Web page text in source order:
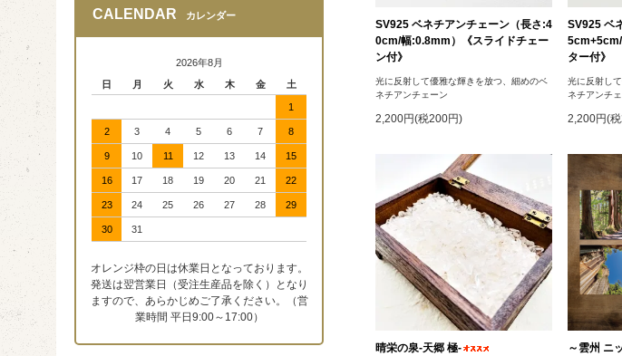
SV925 ベネチアンチェーン（長さ:4
0cm/幅:0.8mm）《スライドチェー
ン付》
光に反射して優雅な輝きを放つ、細めのベ
ネチアンチェーン
2,200円(税200円)
SV925 ベ
ター付》
光に反射し
ネチアンチ
2,200円(
晴栄の泉‐天郷 極‐
～雲州 ニ
CALENDAR カレンダー
2026年8月
日
月 火 水 木 金 土
1
2 3 4 5 6 7 8
9 10 11 12 13 14 15
16 17 18 19 20 21 22
23 24 25 26 27 28 29
30 31
オレンジ枠の日は休業日となっております。
発送は翌営業日（受注生産品を除く）となり
ますので、あらかじめご了承ください。（営
業時間 平日9:00～17:00）